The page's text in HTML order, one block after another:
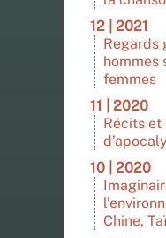
12 | 2021
Regards
hommes
femmes
11 | 2020
Récits et
10 | 2020
Chine,